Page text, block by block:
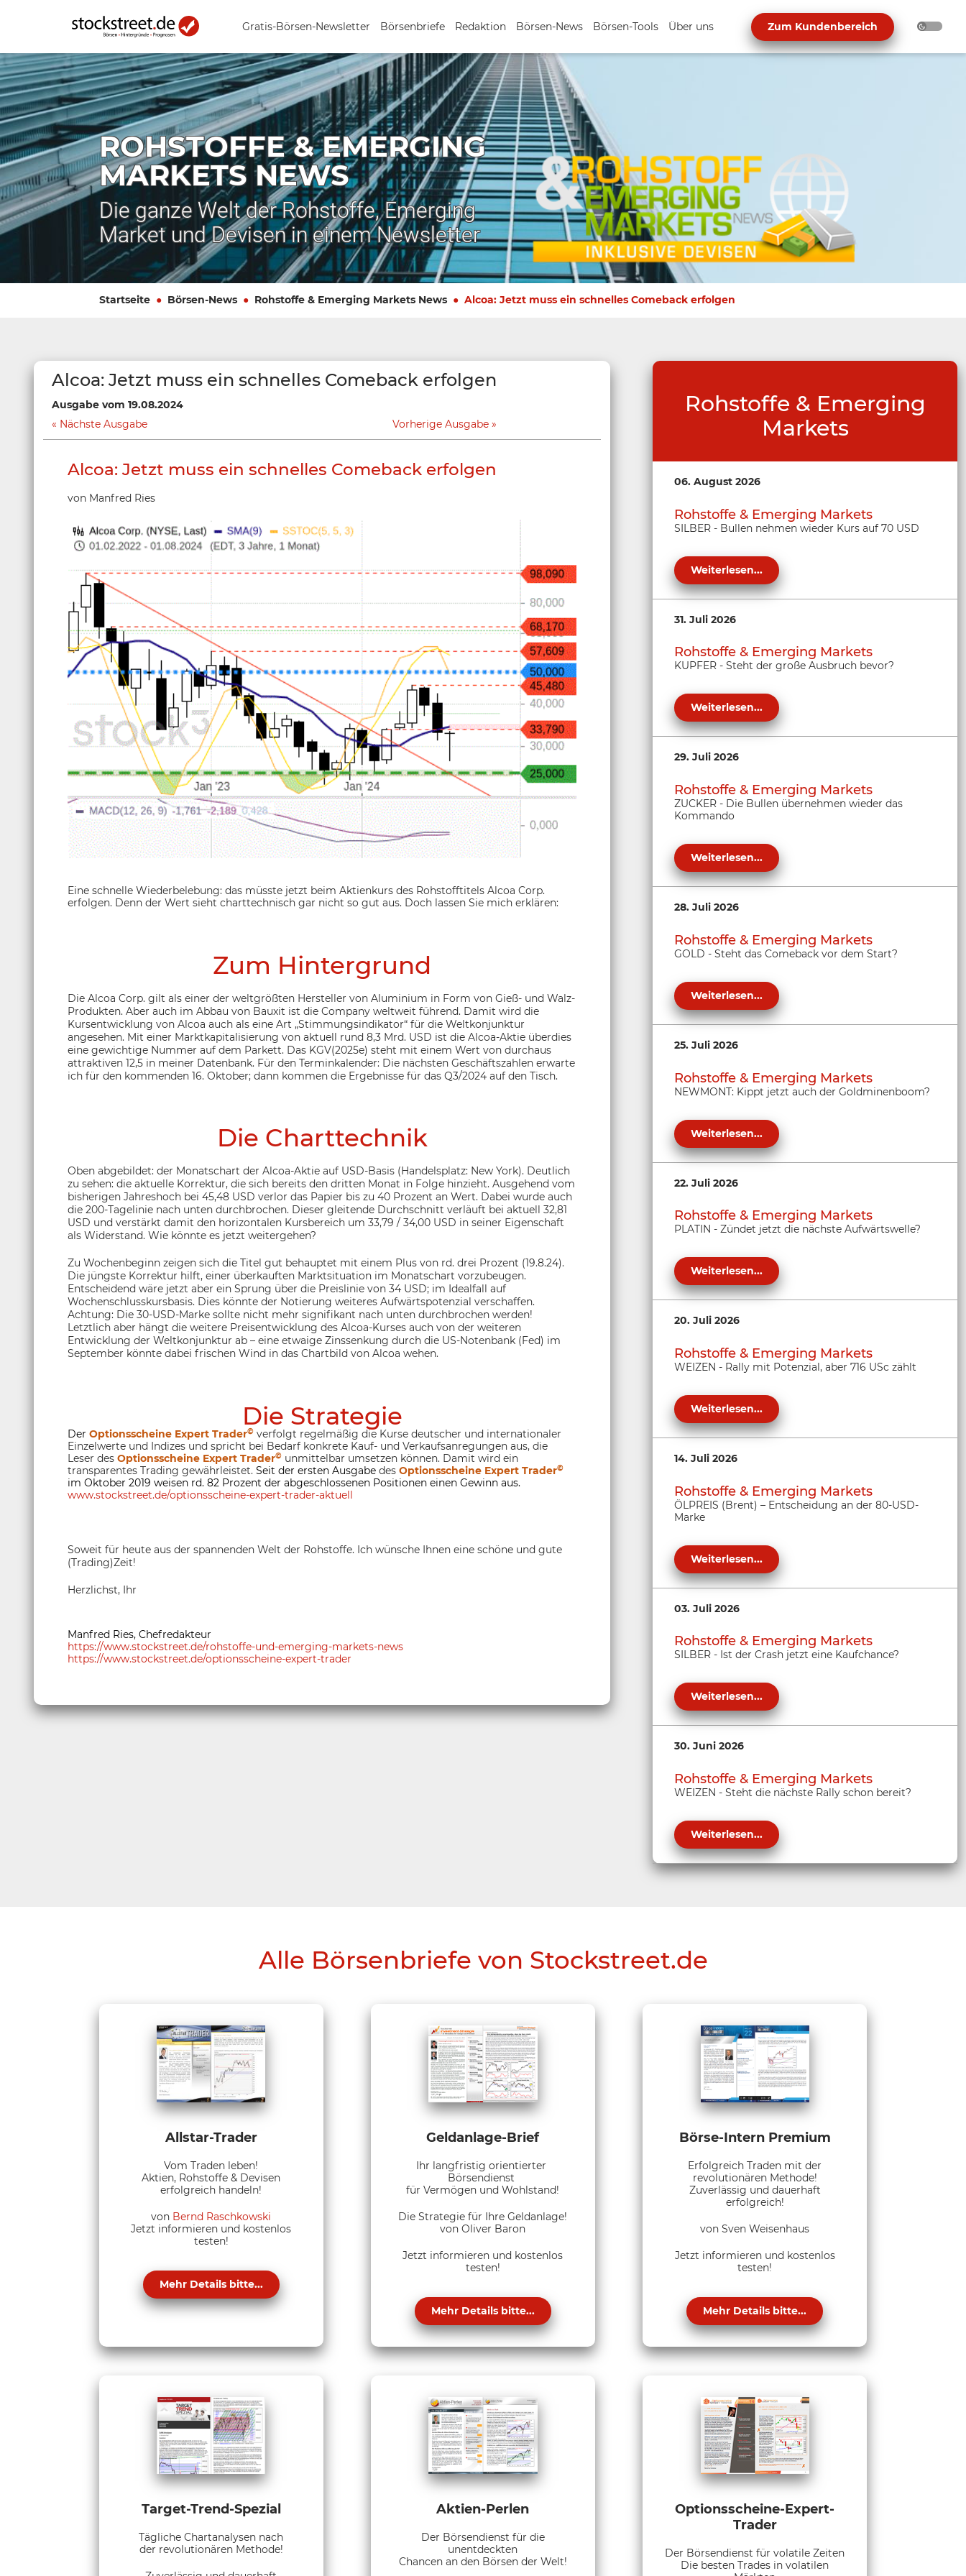
Gratis-Börsen-Newsletter Börsenbriefe Redaktion Börsen-News Börsen-Tools Über uns Zum Kundenbereich
ROHSTOFFE & EMERGING
MARKETS NEWS
Die ganze Welt der Rohstoffe, Emerging
Market und Devisen in einem Newsletter
Startseite Börsen-News Rohstoffe & Emerging Markets News Alcoa: Jetzt muss ein schnelles Comeback erfolgen
Alcoa: Jetzt muss ein schnelles Comeback erfolgen
Ausgabe vom 19.08.2024
Nächste Ausgabe
Vorherige Ausgabe
Alcoa: Jetzt muss ein schnelles Comeback erfolgen
von Manfred Ries
Eine schnelle Wiederbelebung: das müsste jetzt beim Aktienkurs des Rohstofftitels Alcoa Corp.
erfolgen. Denn der Wert sieht charttechnisch gar nicht so gut aus. Doch lassen Sie mich erklären:
Zum Hintergrund
Die Alcoa Corp. gilt als einer der weltgrößten Hersteller von Aluminium in Form von Gieß- und Walz-
Produkten. Aber auch im Abbau von Bauxit ist die Company weltweit führend. Damit wird die
Kursentwicklung von Alcoa auch als eine Art „Stimmungsindikator“ für die Weltkonjunktur
angesehen. Mit einer Marktkapitalisierung von aktuell rund 8,3 Mrd. USD ist die Alcoa-Aktie überdies
eine gewichtige Nummer auf dem Parkett. Das KGV(2025e) steht mit einem Wert von durchaus
attraktiven 12,5 in meiner Datenbank. Für den Terminkalender: Die nächsten Geschäftszahlen erwarte
ich für den kommenden 16. Oktober; dann kommen die Ergebnisse für das Q3/2024 auf den Tisch.
Die Charttechnik
Oben abgebildet: der Monatschart der Alcoa-Aktie auf USD-Basis (Handelsplatz: New York). Deutlich
zu sehen: die aktuelle Korrektur, die sich bereits den dritten Monat in Folge hinzieht. Ausgehend vom
bisherigen Jahreshoch bei 45,48 USD verlor das Papier bis zu 40 Prozent an Wert. Dabei wurde auch
die 200-Tagelinie nach unten durchbrochen. Dieser gleitende Durchschnitt verläuft bei aktuell 32,81
USD und verstärkt damit den horizontalen Kursbereich um 33,79 / 34,00 USD in seiner Eigenschaft
als Widerstand. Wie könnte es jetzt weitergehen?
Zu Wochenbeginn zeigen sich die Titel gut behauptet mit einem Plus von rd. drei Prozent (19.8.24).
Die jüngste Korrektur hilft, einer überkauften Marktsituation im Monatschart vorzubeugen.
Entscheidend wäre jetzt aber ein Sprung über die Preislinie von 34 USD; im Idealfall auf
Wochenschlusskursbasis. Dies könnte der Notierung weiteres Aufwärtspotenzial verschaffen.
Achtung: Die 30-USD-Marke sollte nicht mehr signifikant nach unten durchbrochen werden!
Letztlich aber hängt die weitere Preisentwicklung des Alcoa-Kurses auch von der weiteren
Entwicklung der Weltkonjunktur ab – eine etwaige Zinssenkung durch die US-Notenbank (Fed) im
September könnte dabei frischen Wind in das Chartbild von Alcoa wehen.
Die Strategie
Der Optionsscheine Expert Trader© verfolgt regelmäßig die Kurse deutscher und internationaler
Einzelwerte und Indizes und spricht bei Bedarf konkrete Kauf- und Verkaufsanregungen aus, die
Leser des Optionsscheine Expert Trader© unmittelbar umsetzen können. Damit wird ein
transparentes Trading gewährleistet. Seit der ersten Ausgabe des Optionsscheine Expert Trader©
im Oktober 2019 weisen rd. 82 Prozent der abgeschlossenen Positionen einen Gewinn aus.
www.stockstreet.de/optionsscheine-expert-trader-aktuell
Soweit für heute aus der spannenden Welt der Rohstoffe. Ich wünsche Ihnen eine schöne und gute
(Trading)Zeit!
Herzlichst, Ihr
Manfred Ries, Chefredakteur
https://www.stockstreet.de/rohstoffe-und-emerging-markets-news
https://www.stockstreet.de/optionsscheine-expert-trader
Rohstoffe & Emerging
Markets
06. August 2026
Rohstoffe & Emerging Markets
SILBER - Bullen nehmen wieder Kurs auf 70 USD
Weiterlesen...
31. Juli 2026
Rohstoffe & Emerging Markets
KUPFER - Steht der große Ausbruch bevor?
Weiterlesen...
29. Juli 2026
Rohstoffe & Emerging Markets
ZUCKER - Die Bullen übernehmen wieder das
Kommando
Weiterlesen...
28. Juli 2026
Rohstoffe & Emerging Markets
GOLD - Steht das Comeback vor dem Start?
Weiterlesen...
25. Juli 2026
Rohstoffe & Emerging Markets
NEWMONT: Kippt jetzt auch der Goldminenboom?
Weiterlesen...
22. Juli 2026
Rohstoffe & Emerging Markets
PLATIN - Zündet jetzt die nächste Aufwärtswelle?
Weiterlesen...
20. Juli 2026
Rohstoffe & Emerging Markets
WEIZEN - Rally mit Potenzial, aber 716 USc zählt
Weiterlesen...
14. Juli 2026
Rohstoffe & Emerging Markets
ÖLPREIS (Brent) – Entscheidung an der 80-USD-
Marke
Weiterlesen...
03. Juli 2026
Rohstoffe & Emerging Markets
SILBER - Ist der Crash jetzt eine Kaufchance?
Weiterlesen...
30. Juni 2026
Rohstoffe & Emerging Markets
WEIZEN - Steht die nächste Rally schon bereit?
Weiterlesen...
Alle Börsenbriefe von Stockstreet.de
Allstar-Trader
Vom Traden leben!
Aktien, Rohstoffe & Devisen
erfolgreich handeln!
von Bernd Raschkowski
Jetzt informieren und kostenlos
testen!
Mehr Details bitte...
Geldanlage-Brief
Ihr langfristig orientierter
Börsendienst
für Vermögen und Wohlstand!
Die Strategie für Ihre Geldanlage!
von Oliver Baron
Jetzt informieren und kostenlos
testen!
Mehr Details bitte...
Börse-Intern Premium
Erfolgreich Traden mit der
revolutionären Methode!
Zuverlässig und dauerhaft
erfolgreich!
von Sven Weisenhaus
Jetzt informieren und kostenlos
testen!
Mehr Details bitte...
Target-Trend-Spezial
Tägliche Chartanalysen nach
der revolutionären Methode!
Aktien-Perlen
Der Börsendienst für die
unentdeckten
Chancen an den Börsen der Welt!
Optionsscheine-Expert-
Trader
Der Börsendienst für volatile Zeiten
Die besten Trades in volatilen